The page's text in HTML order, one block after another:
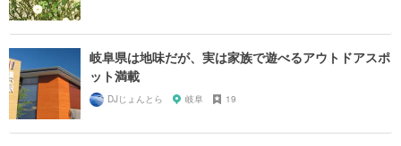
岐阜県は地味だが、実は家族で遊べるアウトドアスポ
ット満載
DJじょんとら 岐阜 19